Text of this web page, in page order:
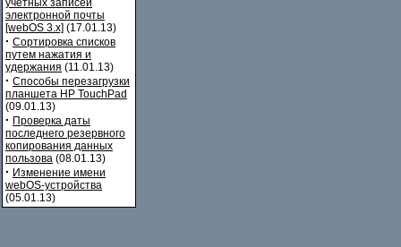
учетных записей
электронной почты
[webOS 3.x] (17.01.13)
· Сортировка списков
путем нажатия и
удержания (11.01.13)
· Способы перезагрузки
планшета HP TouchPad
(09.01.13)
· Проверка даты
последнего резервного
копирования данных
пользова (08.01.13)
· Изменение имени
webOS-устройства
(05.01.13)